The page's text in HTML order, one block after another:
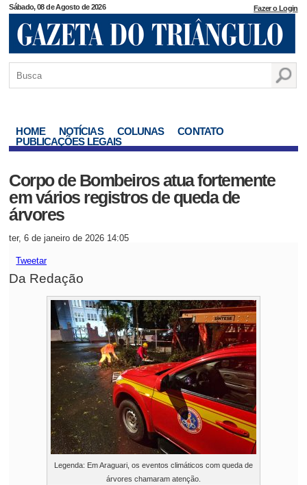
Sábado, 08 de Agosto de 2026 Fazer o Login
HOME NOTÍCIAS COLUNAS
CONTATO
PUBLICAÇÕES LEGAIS
Corpo de Bombeiros atua fortemente
em vários registros de queda de
árvores
ter, 6 de janeiro de 2026 14:05
Tweetar
Da Redação
Legenda: Em Araguari, os eventos climáticos com queda de
árvores chamaram atenção.